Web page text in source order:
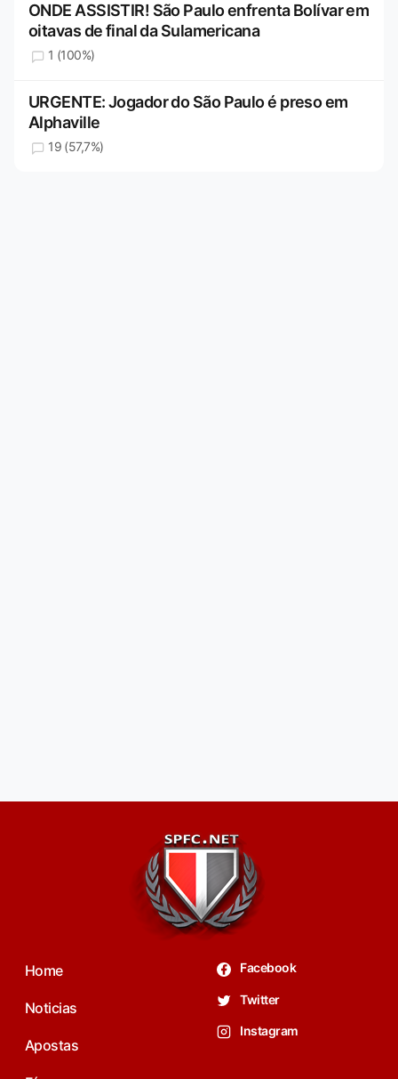
ONDE ASSISTIR! São Paulo enfrenta Bolívar em
oitavas de final da Sulamericana
1 (100%)
URGENTE: Jogador do São Paulo é preso em
Alphaville
19 (57,7%)
Home
Noticias
Apostas
Facebook
Twitter
Instagram